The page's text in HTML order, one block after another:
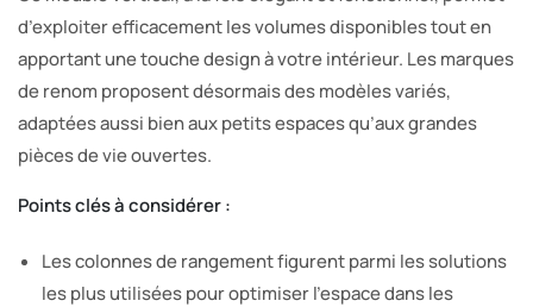
d’exploiter efficacement les volumes disponibles tout en
apportant une touche design à votre intérieur. Les marques
de renom proposent désormais des modèles variés,
adaptées aussi bien aux petits espaces qu’aux grandes
pièces de vie ouvertes.
Points clés à considérer :
Les colonnes de rangement figurent parmi les solutions
les plus utilisées pour optimiser l’espace dans les